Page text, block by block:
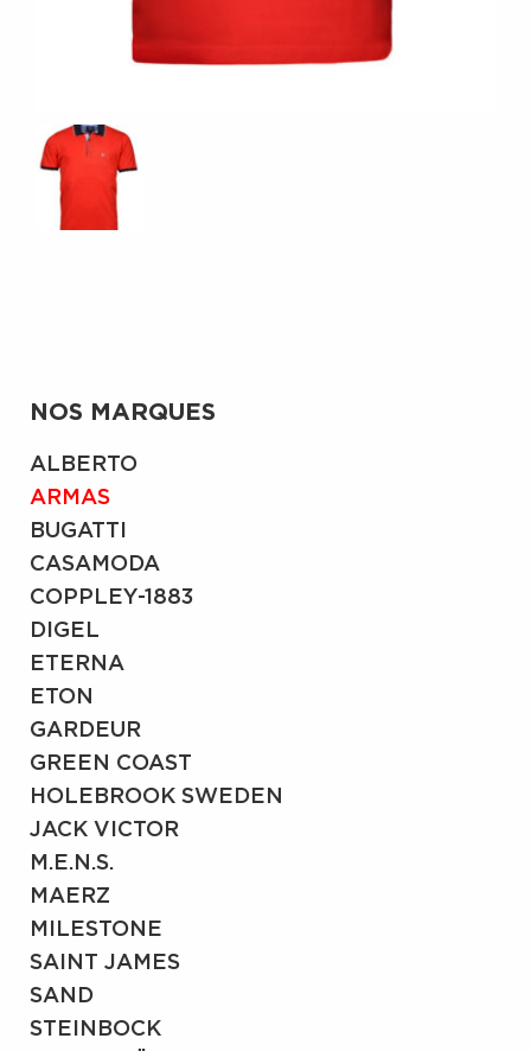
NOS MARQUES
ALBERTO
ARMAS
BUGATTI
CASAMODA
COPPLEY-1883
DIGEL
ETERNA
ETON
GARDEUR
GREEN COAST
HOLEBROOK SWEDEN
JACK VICTOR
M.E.N.S.
MAERZ
MILESTONE
SAINT JAMES
SAND
STEINBOCK